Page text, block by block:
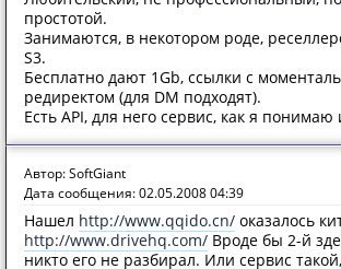
простотой.
Занимаются, в некотором роде,
S3.
Бесплатно дают 1Gb, ссылки с
редиректом (для DM подходят).
Есть API, для него сервис, как я понимаю
Автор: SoftGiant
Дата сообщения: 02.05.2008 04:39
Нашел http://www.qqido.cn/ оказалось
http://www.drivehq.com/ Вроде бы 2-й
никто его не разбирал. Или сервис